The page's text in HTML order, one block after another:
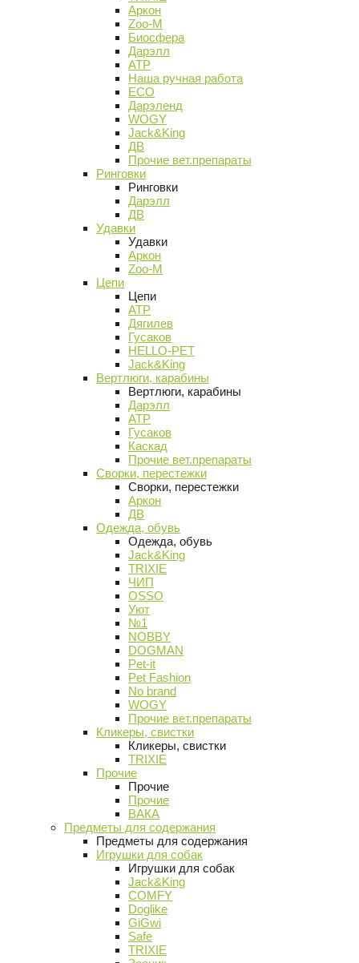
Аркон
Zoo-M
Биосфера
Дарэлл
АТР
Наша ручная работа
ECO
Дарэленд
WOGY
Jack&King
ДВ
Прочие вет.препараты
Ринговки
Ринговки
Дарэлл
ДВ
Удавки
Удавки
Аркон
Zoo-M
Цепи
Цепи
АТР
Дягилев
Гусаков
HELLO-PET
Jack&King
Вертлюги, карабины
Вертлюги, карабины
Дарэлл
АТР
Гусаков
Каскад
Прочие вет.препараты
Сворки, перестежки
Сворки, перестежки
Аркон
ДВ
Одежда, обувь
Одежда, обувь
Jack&King
TRIXIE
ЧИП
OSSO
Уют
№1
NOBBY
DOGMAN
Pet-it
Pet Fashion
No brand
WOGY
Прочие вет.препараты
Кликеры, свистки
Кликеры, свистки
TRIXIE
Прочие
Прочие
Прочие
ВАКА
Предметы для содержания
Предметы для содержания
Игрушки для собак
Игрушки для собак
Jack&King
COMFY
Doglike
GiGwi
Safe
TRIXIE